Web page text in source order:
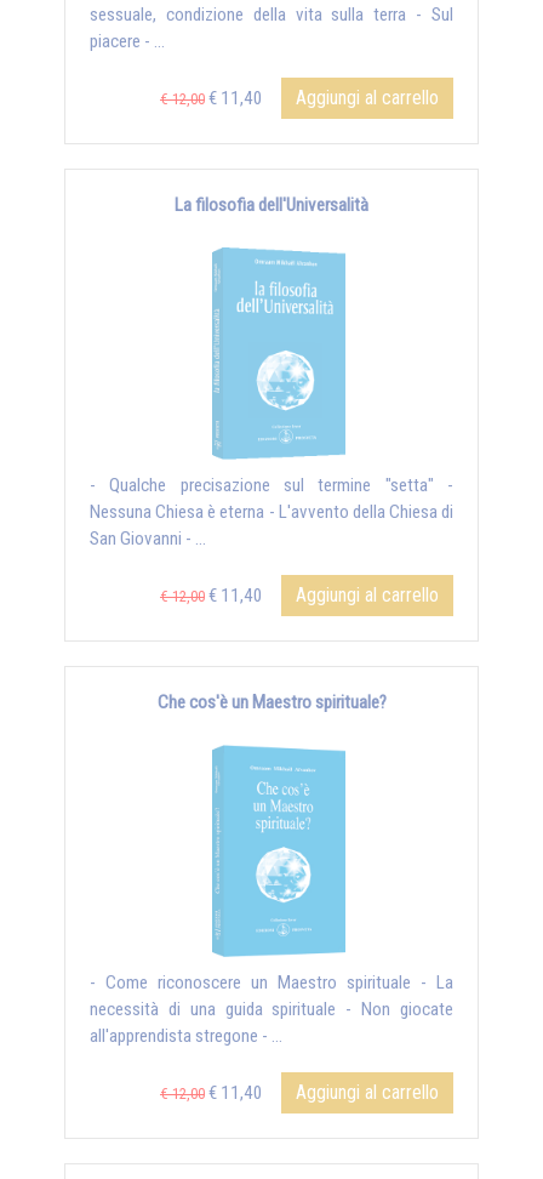
sessuale, condizione della vita sulla terra - Sul
piacere - ...
€ 12,00 € 11,40 Aggiungi al carrello
La filosofia dell'Universalità
- Qualche precisazione sul termine "setta" -
Nessuna Chiesa è eterna - L'avvento della Chiesa di
San Giovanni - ...
€ 12,00 € 11,40 Aggiungi al carrello
Che cos'è un Maestro spirituale?
- Come riconoscere un Maestro spirituale - La
necessità di una guida spirituale - Non giocate
all'apprendista stregone - ...
€ 12,00 € 11,40 Aggiungi al carrello